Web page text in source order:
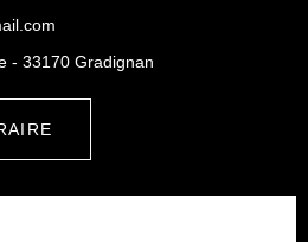
- 33170 Gradignan